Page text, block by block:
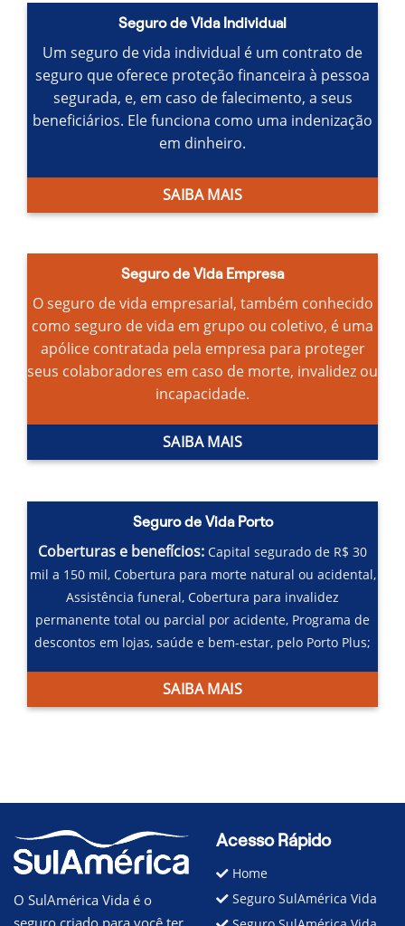
Seguro de Vida Individual
Um seguro de vida individual é um contrato de
seguro que oferece proteção financeira à pessoa
segurada, e, em caso de falecimento, a seus
beneficiários. Ele funciona como uma indenização
em dinheiro.
SAIBA MAIS
Seguro de Vida Empresa
O seguro de vida empresarial, também conhecido
como seguro de vida em grupo ou coletivo, é uma
apólice contratada pela empresa para proteger
seus colaboradores em caso de morte, invalidez ou
incapacidade.
SAIBA MAIS
Seguro de Vida Porto
Coberturas e benefícios: Capital segurado de R$ 30
mil a 150 mil, Cobertura para morte natural ou acidental,
Assistência funeral,Cobertura para invalidez
permanente total ou parcial por acidente, Programa de
descontos em lojas, saúde e bem-estar, pelo Porto Plus;
SAIBA MAIS
O SulAmérica Vida é o
seguro criado para você ter
Acesso Rápido
Home
Seguro SulAmérica Vida